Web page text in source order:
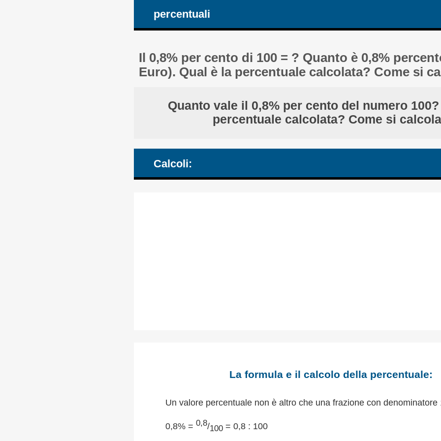
percentuali
Il 0,8% per cento di 100 = ? Quanto è 0,8%
Euro). Qual è la percentuale calcolata? Come si
Quanto vale il 0,8% per cento del numero
percentuale calcolata? Come si
Calcoli:
La formula e il calcolo della percentuale:
Un valore percentuale non è altro che una frazione con denominatore
0,8% = 0,8/100= 0,8 : 100